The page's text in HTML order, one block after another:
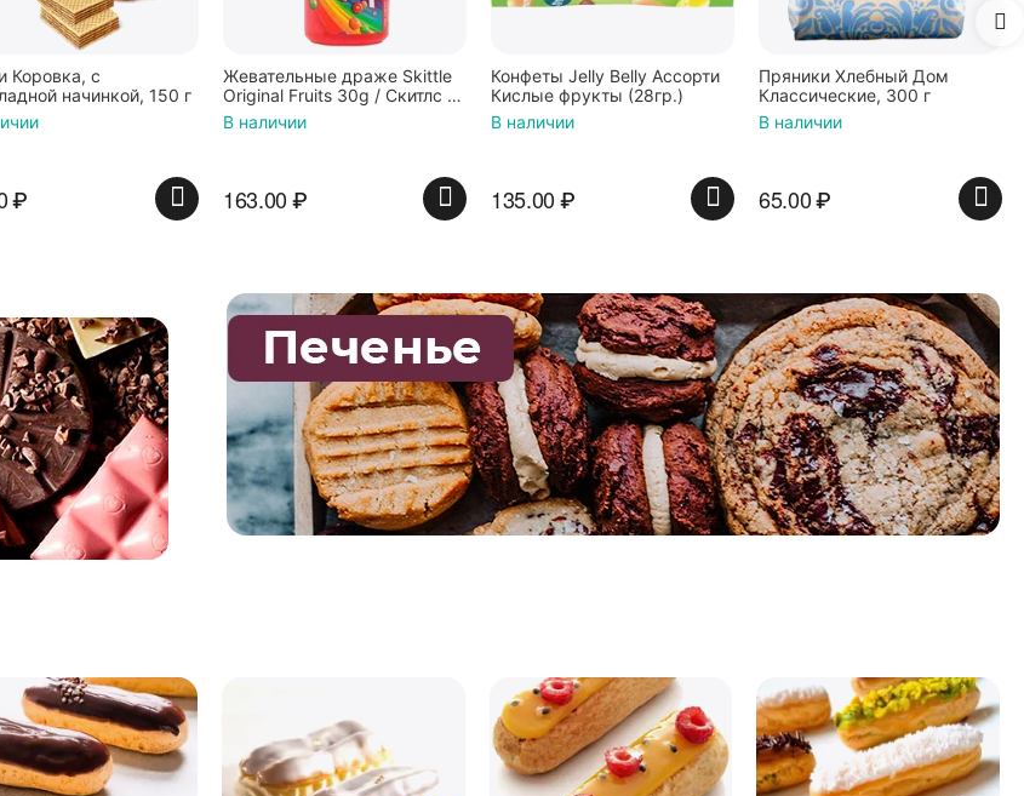
драже Skittle
Fruits 30g / Скитлс со
фруктов 30гр в
банке
₽
Конфеты Jelly Belly Ассорти
Кислые фрукты (28гр.)
В наличии
135.00₽
Пряники Хлебный Дом
Классические, 300 г
В наличии
65.00₽